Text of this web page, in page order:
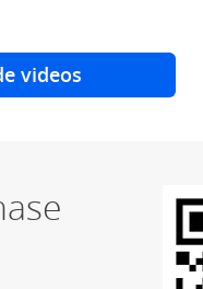
videos